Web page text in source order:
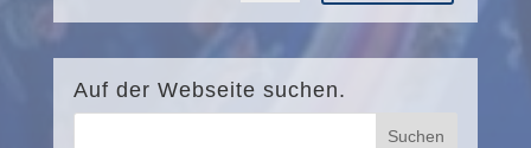
Auf der Webseite suchen.